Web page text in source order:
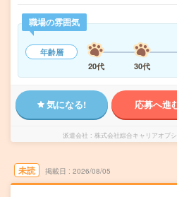
職場の雰囲気
年齢層
20代
30代
気になる! 応募へ進
派遣会社 株式会社綜合キャリアオプ
未読 掲載日 2026/08/05